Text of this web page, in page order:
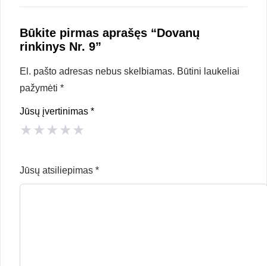
Būkite pirmas aprašęs “Dovanų
rinkinys Nr. 9”
El. pašto adresas nebus skelbiamas. Būtini laukeliai
pažymėti *
Jūsų įvertinimas *
★★★★★
Jūsų atsiliepimas *